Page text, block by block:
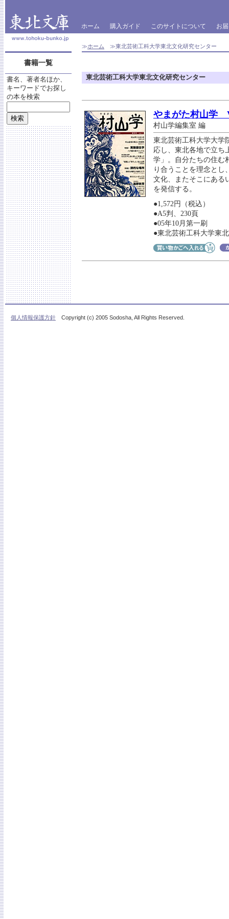
ホーム 購入ガイド このサイトについて お
≫ホーム ≫東北芸術工科大学東北文化研究センター
書籍一覧
書名、著者名ほか、
キーワードでお探し
の本を検索
東北芸術工科大学東北文化研究センター
やまがた村山学
村山学編集室 編
東北芸術工科大学大学
応し、東北各地で立ち
学」。自分たちの住む
り合うことを理念とし
文化、またそこにある
を発信する。
●1,572円（税込）
●A5判、230頁
●05年10月第一刷
●東北芸術工科大学東
個人情報保護方針 Copyright (c) 2005 Sodosha, All Rights Reserved.